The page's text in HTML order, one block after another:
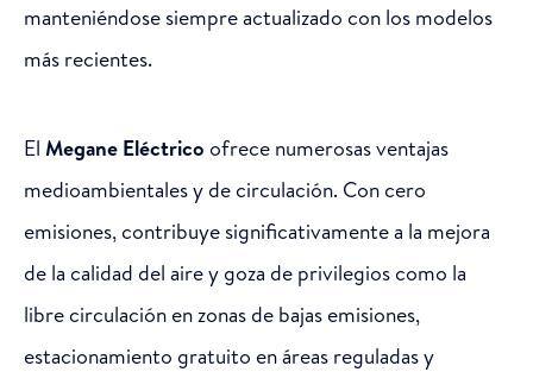
manteniéndose siempre actualizado con los modelos
más recientes.
El Megane Eléctrico ofrece numerosas ventajas
medioambientales y de circulación. Con cero
emisiones, contribuye significativamente a la mejora
de la calidad del aire y goza de privilegios como la
libre circulación en zonas de bajas emisiones,
estacionamiento gratuito en áreas reguladas y